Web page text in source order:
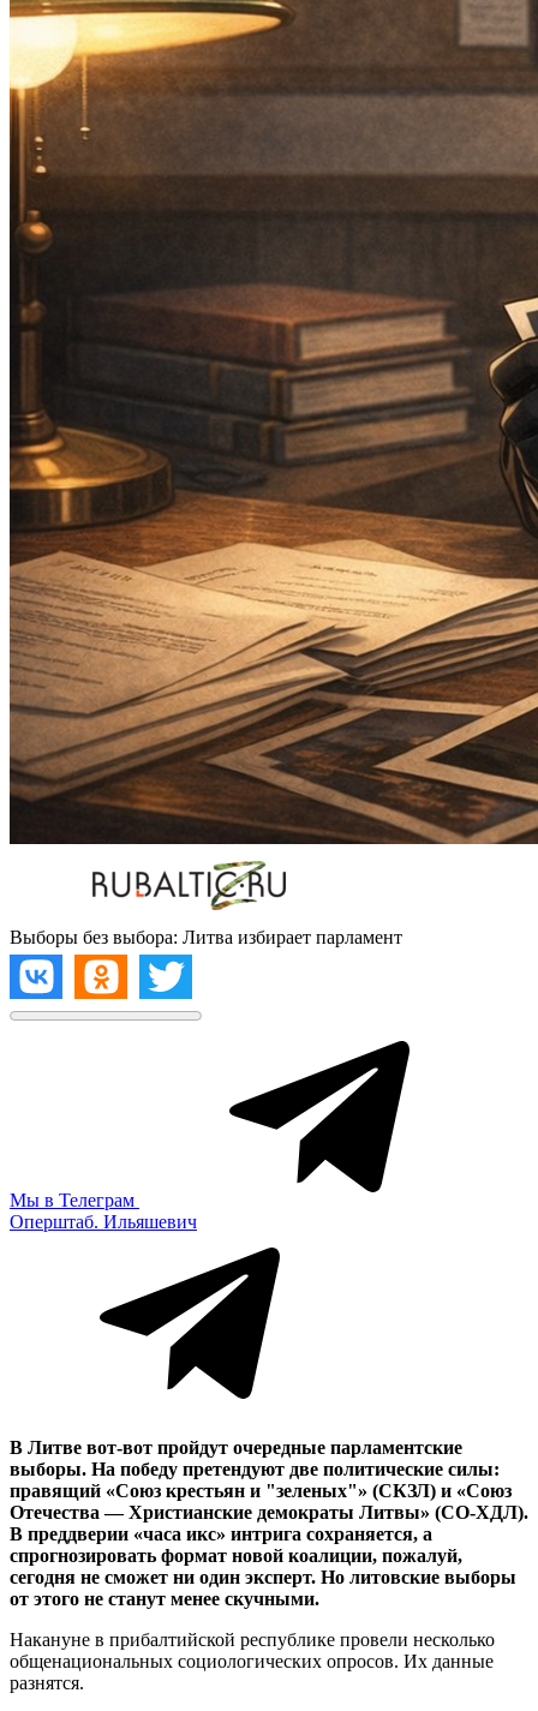
Выборы без выбора: Литва избирает парламент
Мы в Телеграм
Оперштаб. Ильяшевич
В Литве вот-вот пройдут очередные парламентские
выборы. На победу претендуют две политические силы:
правящий «Союз крестьян и "зеленых"» (СКЗЛ) и «Союз
Отечества — Христианские демократы Литвы» (СО-ХДЛ).
В преддверии «часа икс» интрига сохраняется, а
спрогнозировать формат новой коалиции, пожалуй,
сегодня не сможет ни один эксперт. Но литовские выборы
от этого не станут менее скучными.
Накануне в прибалтийской республике провели несколько
общенациональных социологических опросов. Их данные
разнятся.